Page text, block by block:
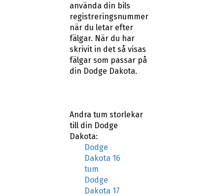
använda din bils
registreringsnummer
när du letar efter
fälgar. När du har
skrivit in det så visas
fälgar som passar på
din Dodge Dakota.
Andra tum storlekar
till din Dodge
Dakota:
Dodge
Dakota 16
tum
Dodge
Dakota 17